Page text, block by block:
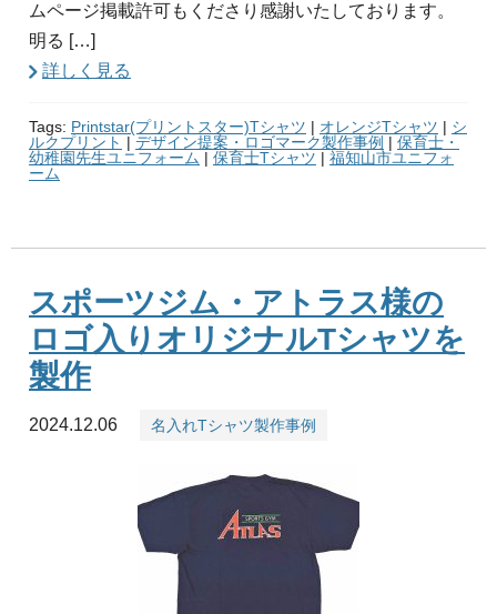
ムページ掲載許可もくださり感謝いたしております。
明る […]
詳しく見る
Tags: Printstar(プリントスター)Tシャツ | オレンジTシャツ | シ
ルクプリント | デザイン提案・ロゴマーク製作事例 | 保育士・
幼稚園先生ユニフォーム | 保育士Tシャツ | 福知山市ユニフォ
ーム
スポーツジム・アトラス様の
ロゴ入りオリジナルTシャツを
製作
2024.12.06 名入れTシャツ製作事例